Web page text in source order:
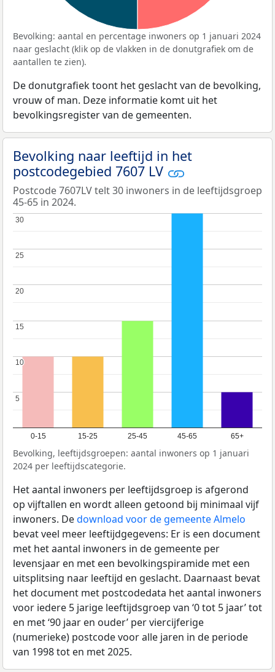
Bevolking: aantal en percentage inwoners op 1 januari 2024
naar geslacht (klik op de vlakken in de donutgrafiek om de
aantallen te zien).
De donutgrafiek toont het geslacht van de bevolking,
vrouw of man. Deze informatie komt uit het
bevolkingsregister van de gemeenten.
Bevolking naar leeftijd in het
postcodegebied 7607 LV
Postcode 7607LV telt 30 inwoners in de leeftijdsgroep
45-65 in 2024.
0-15 15-25 25-45 45-65 65+
5
5
10
10
15
15
20
20
25
25
30
30
Bevolking, leeftijdsgroepen: aantal inwoners op 1 januari
2024 per leeftijdscategorie.
Het aantal inwoners per leeftijdsgroep is afgerond
op vijftallen en wordt alleen getoond bij minimaal vijf
inwoners. Dedownload voor de gemeente Almelo
bevat veel meer leeftijdgegevens: Er is een document
met het aantal inwoners in de gemeente per
levensjaar en met een bevolkingspiramide met een
uitsplitsing naar leeftijd en geslacht. Daarnaast bevat
het document met postcodedata het aantal inwoners
voor iedere 5 jarige leeftijdsgroep van ‘0 tot 5 jaar’ tot
en met ‘90 jaar en ouder’ per viercijferige
(numerieke) postcode voor alle jaren in de periode
van 1998 tot en met 2025.